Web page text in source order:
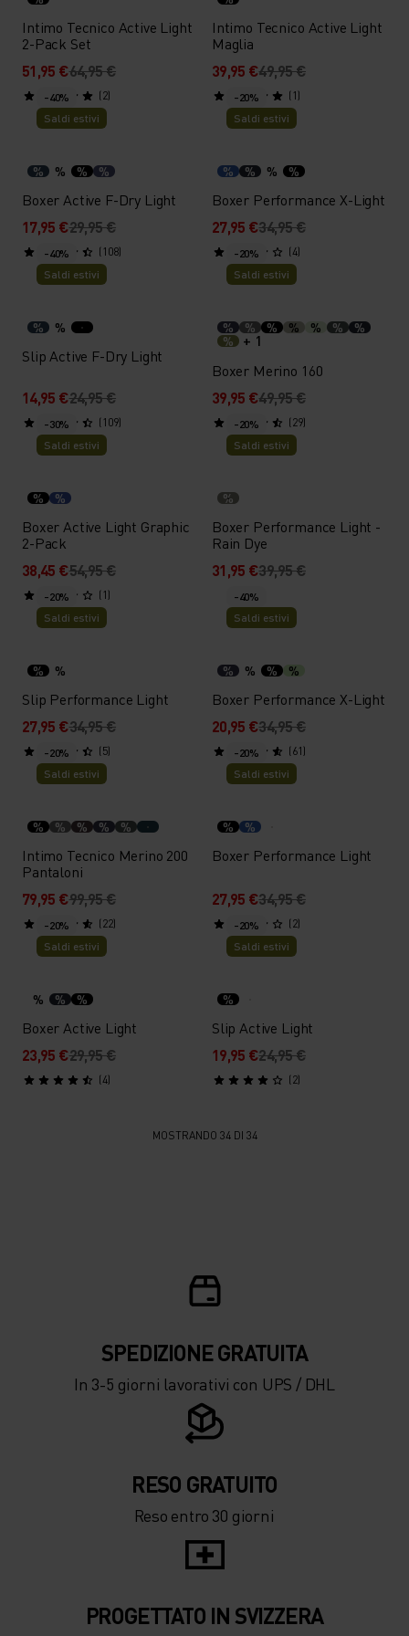
Intimo Tecnico Active Light
2-Pack Set
51,95 €64,95 €
(2)
Intimo Tecnico Active Light
Maglia
39,95 €49,95 €
(1)
-40%
Saldi estivi
% % % %
Boxer Active F-Dry Light
17,95 €29,95 €
(108)
-20%
Saldi estivi
% % % %
Boxer Performance X-Light
27,95 €34,95 €
(4)
-40%
Saldi estivi
% %
Slip Active F-Dry Light
14,95 €24,95 €
(109)
-20%
Saldi estivi
% % % % % %
%
%
+ 1
Boxer Merino 160
39,95 €49,95 €
(29)
-30%
Saldi estivi
% %
Boxer Active Light Graphic
2-Pack
38,45 €54,95 €
(1)
-20%
Saldi estivi
%
Boxer Performance Light -
Rain Dye
31,95 €39,95 €
-20%
Saldi estivi
% %
Slip Performance Light
27,95 €34,95 €
(5)
-40%
Saldi estivi
% % % %
Boxer Performance X-Light
20,95 €34,95 €
(61)
-20%
Saldi estivi
% % % % %
Intimo Tecnico Merino 200
Pantaloni
79,95 €99,95 €
(22)
-20%
Saldi estivi
% %
Boxer Performance Light
27,95 €34,95 €
(2)
-20%
Saldi estivi
% % %
Boxer Active Light
23,95 €29,95 €
(4)
-20%
Saldi estivi
%
Slip Active Light
19,95 €24,95 €
(2)
MOSTRANDO 34 DI 34
SPEDIZIONE ​​​​​​GRATUITA
In 3-5 giorni lavorativi con UPS / DHL
RESO GRATUITO
Reso entro 30 giorni
PROGETTATO IN SVIZZERA